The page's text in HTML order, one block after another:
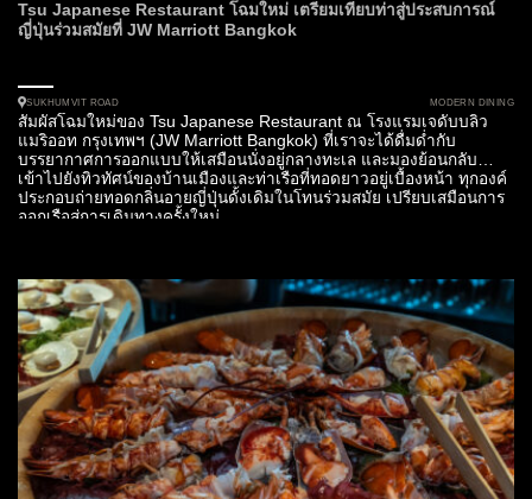
Tsu Japanese Restaurant โฉมใหม่ เตรียมเทียบท่าสู่ประสบการณ์
ญี่ปุ่นร่วมสมัยที่ JW Marriott Bangkok
SUKHUMVIT ROAD MODERN DINING
สัมผัสโฉมใหม่ของ Tsu Japanese Restaurant ณ โรงแรมเจดับบลิว
แมริออท กรุงเทพฯ (JW Marriott Bangkok) ที่เราจะได้ดื่มด่ำกับ
บรรยากาศการออกแบบให้เสมือนนั่งอยู่กลางทะเล และมองย้อนกลับ
เข้าไปยังทิวทัศน์ของบ้านเมืองและท่าเรือที่ทอดยาวอยู่เบื้องหน้า ทุกองค์
ประกอบถ่ายทอดกลิ่นอายญี่ปุ่นดั้งเดิมในโทนร่วมสมัย เปรียบเสมือนการ
ออกเรือสู่การเดินทางครั้งใหม่...